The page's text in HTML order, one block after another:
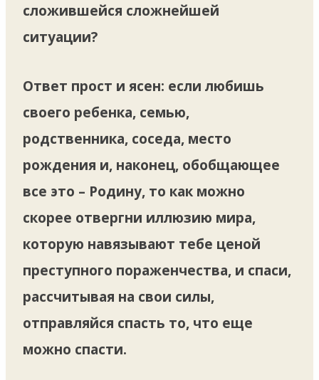
сложившейся сложнейшей
ситуации?
Ответ прост и ясен: если любишь
своего ребенка, семью,
родственника, соседа, место
рождения и, наконец, обобщающее
все это – Родину, то как можно
скорее отвергни иллюзию мира,
которую навязывают тебе ценой
преступного пораженчества, и спаси,
рассчитывая на свои силы,
отправляйся спасть то, что еще
можно спасти.